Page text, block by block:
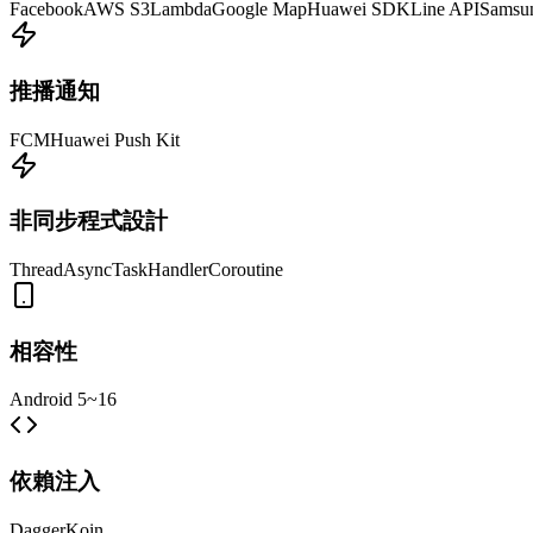
FacebookAWS S3LambdaGoogle MapHuawei SDKLine API
推播通知
FCMHuawei Push Kit
非同步程式設計
ThreadAsyncTaskHandlerCoroutine
相容性
Android 5~16
依賴注入